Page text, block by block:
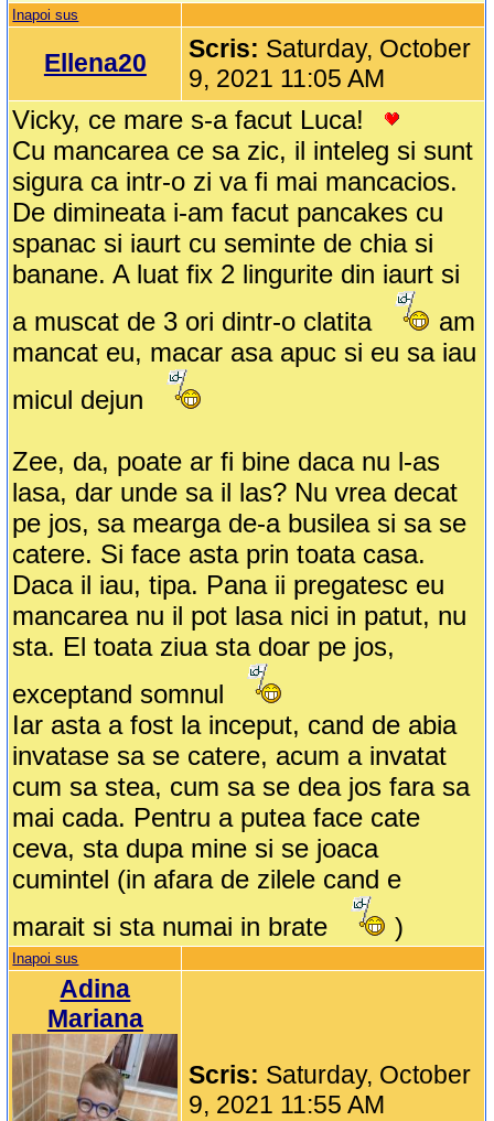
Inapoi sus
Ellena20 Scris: Saturday, October
9, 2021 11:05 AM
Vicky, ce mare s-a facut Luca!
Cu mancarea ce sa zic, il inteleg si sunt
sigura ca intr-o zi va fi mai mancacios.
De dimineata i-am facut pancakes cu
spanac si iaurt cu seminte de chia si
banane. A luat fix 2 lingurite din iaurt si
a muscat de 3 ori dintr-o clatita
am
mancat eu, macar asa apuc si eu sa iau
micul dejun
Zee, da, poate ar fi bine daca nu l-as
lasa, dar unde sa il las? Nu vrea decat
pe jos, sa mearga de-a busilea si sa se
catere. Si face asta prin toata casa.
Daca il iau, tipa. Pana ii pregatesc eu
mancarea nu il pot lasa nici in patut, nu
sta. El toata ziua sta doar pe jos,
exceptand somnul
Iar asta a fost la inceput, cand de abia
invatase sa se catere, acum a invatat
cum sa stea, cum sa se dea jos fara sa
mai cada. Pentru a putea face cate
ceva, sta dupa mine si se joaca
cumintel (in afara de zilele cand e
marait si sta numai in brate
)
Inapoi sus
Adina
Mariana
Scris: Saturday, October
9, 2021 11:55 AM